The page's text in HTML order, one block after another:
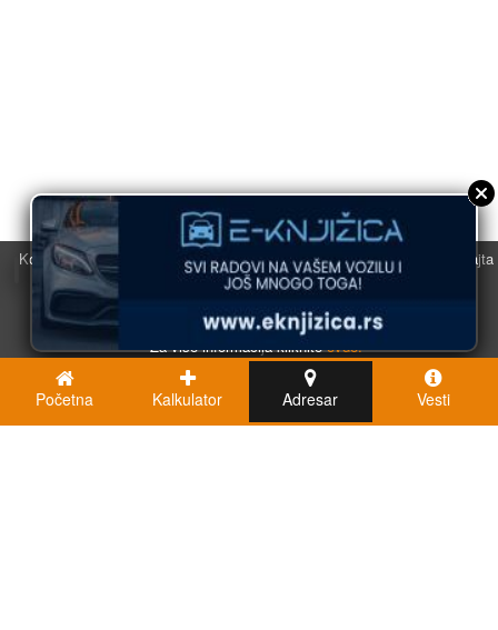
Koristimo kolačiće u svrhu boljeg korisničkog iskustva. Korišćenjem sajta
saglasni ste sa njihovom upotrebom.
U redu
Za više informacija klikniteovde.
Početna Kalkulator Adresar Vesti